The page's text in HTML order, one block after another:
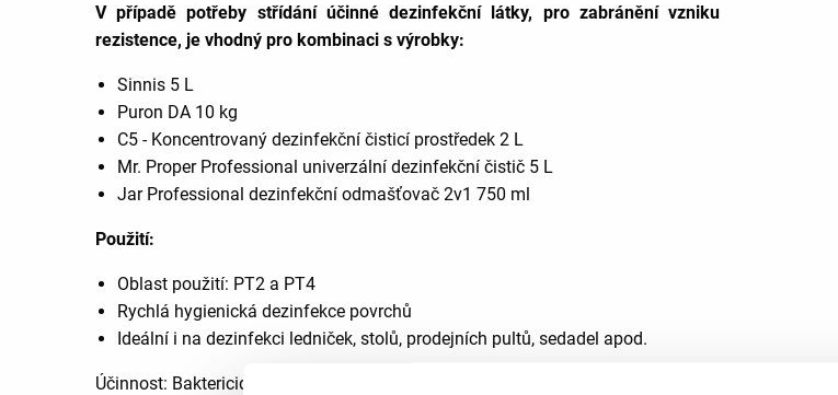
V případě potřeby střídání účinné dezinfekční látky, pro zabránění vzniku
rezistence, je vhodný pro kombinaci s výrobky:
Sinnis 5 L
Puron DA 10 kg
C5 - Koncentrovaný dezinfekční čisticí prostředek 2 L
Mr. Proper Professional univerzální dezinfekční čistič 5 L
Jar Professional dezinfekční odmašťovač 2v1 750 ml
Použití:
Oblast použití: PT2 a PT4
Rychlá hygienická dezinfekce povrchů
Ideální i na dezinfekci ledniček, stolů, prodejních pultů, sedadel apod.
Účinnost: Baktericidní, fungicidní, virucidní, mykobaktericidní